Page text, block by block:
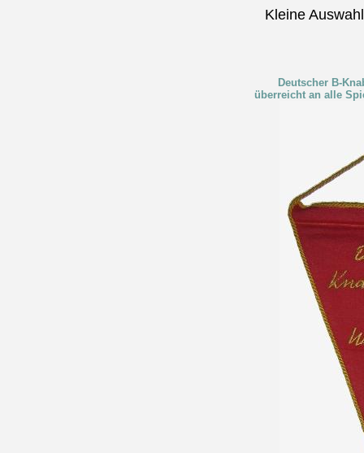
Kleine
Deutscher B-
überreicht an alle